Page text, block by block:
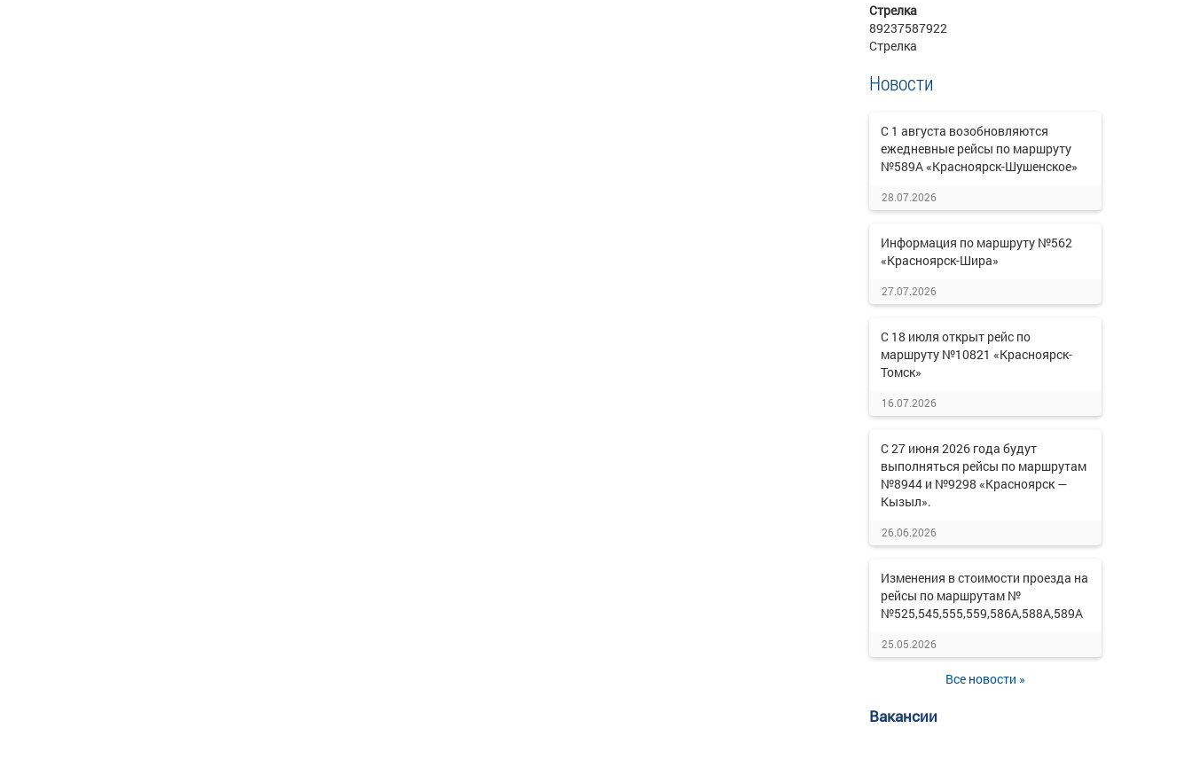
Стрелка
89237587922
Стрелка
Новости
С 1 августа возобновляются
ежедневные рейсы по маршруту
№589А «Красноярск-Шушенское»
28.07.2026
Информация по маршруту №562
«Красноярск-Шира»
27.07.2026
С 18 июля открыт рейс по
маршруту №10821 «Красноярск-
Томск»
16.07.2026
С 27 июня 2026 года будут
выполняться рейсы по маршрутам
№8944 и №9298 «Красноярск —
Кызыл».
26.06.2026
Изменения в стоимости проезда на
рейсы по маршрутам №
№525,545,555,559,586А,588А,589А
25.05.2026
Все новости »
Вакансии